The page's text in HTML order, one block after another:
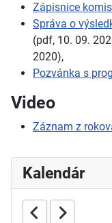
Zápisnice
Správa o
(pdf, 10. 09.
2020),
Pozvánka s
Video
Záznam z
Kalendár